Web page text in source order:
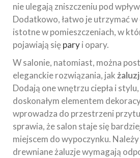
nie ulegają zniszczeniu pod
Dodatkowo, łatwo je utrzymać
istotne w pomieszczeniach, w
pojawiają się paryi opary.
W salonie, natomiast, można
eleganckie rozwiązania, jak
Dodają one wnętrzu ciepła i
doskonałym elementem
wprowadza do przestrzeni
sprawia, że salon staje się
miejscem do wypoczynku.
drewniane żaluzje wymagają